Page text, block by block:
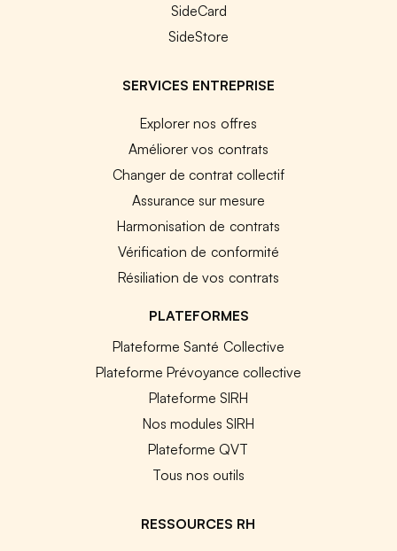
SideCard
SideStore
SERVICES ENTREPRISE
Explorer nos offres
Améliorer vos contrats
Changer de contrat collectif
Assurance sur mesure
Harmonisation de contrats
Vérification de conformité
Résiliation de vos contrats
PLATEFORMES
Plateforme Santé Collective
Plateforme Prévoyance collective
Plateforme SIRH
Nos modules SIRH
Plateforme QVT
Tous nos outils
RESSOURCES RH